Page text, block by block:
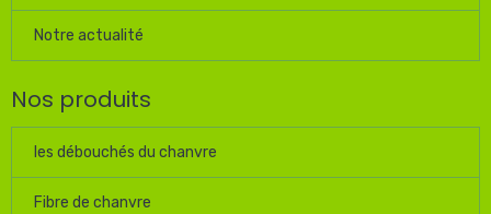
Notre actualité
Nos produits
les débouchés du chanvre
Fibre de chanvre